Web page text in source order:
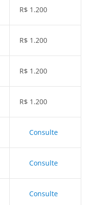
R$ 1.200
R$ 1.200
R$ 1.200
R$ 1.200
Consulte
Consulte
Consulte